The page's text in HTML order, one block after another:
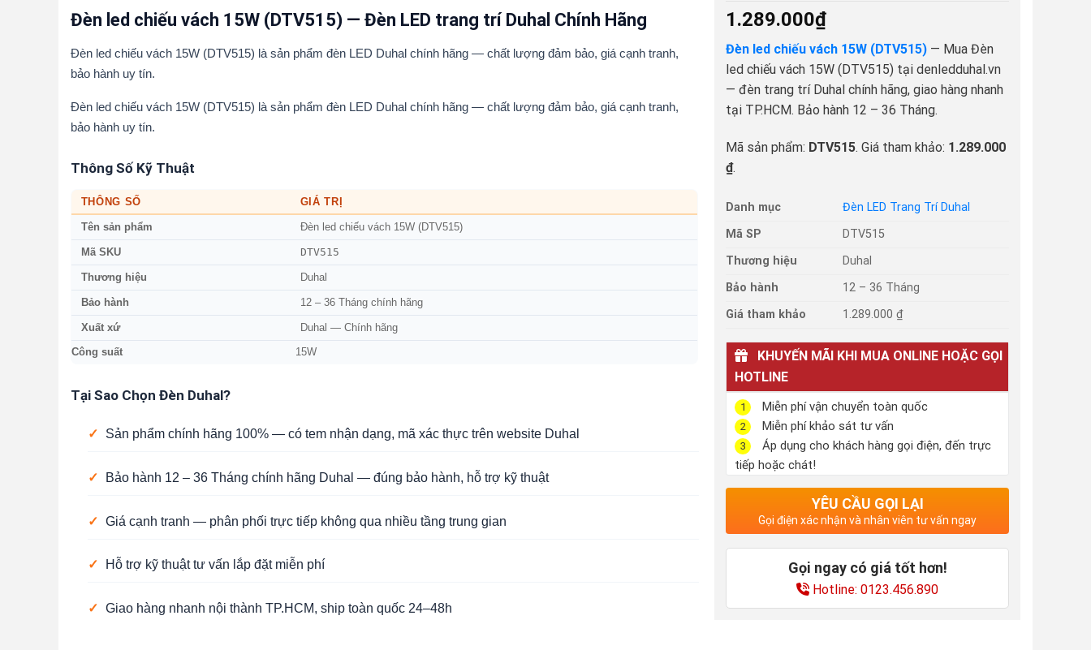
Đèn led chiếu vách 15W (DTV515) — Đèn LED trang trí Duhal Chính Hãng
Đèn led chiếu vách 15W (DTV515) là sản phẩm đèn LED Duhal chính hãng — chất lượng đảm bảo, giá cạnh tranh,
bảo hành uy tín.
Đèn led chiếu vách 15W (DTV515) là sản phẩm đèn LED Duhal chính hãng — chất lượng đảm bảo, giá cạnh tranh,
bảo hành uy tín.
Thông Số Kỹ Thuật
THÔNG SỐ GIÁ TRỊ
Tên sản phẩm Đèn led chiếu vách 15W (DTV515)
Mã SKU DTV515
Thương hiệu Duhal
Bảo hành 12 – 36 Tháng chính hãng
Xuất xứ Duhal — Chính hãng
Công suất 15W
Tại Sao Chọn Đèn Duhal?
✓ Sản phẩm chính hãng 100% — có tem nhận dạng, mã xác thực trên website Duhal
✓ Bảo hành 12 – 36 Tháng chính hãng Duhal — đúng bảo hành, hỗ trợ kỹ thuật
✓ Giá cạnh tranh — phân phối trực tiếp không qua nhiều tầng trung gian
✓ Hỗ trợ kỹ thuật tư vấn lắp đặt miễn phí
✓ Giao hàng nhanh nội thành TP.HCM, ship toàn quốc 24–48h
1.289.000₫
Đèn led chiếu vách 15W (DTV515) — Mua Đèn
led chiếu vách 15W (DTV515) tại denledduhal.vn
— đèn trang trí Duhal chính hãng, giao hàng nhanh
tại TP.HCM. Bảo hành 12 – 36 Tháng.
Mã sản phẩm: DTV515. Giá tham khảo: 1.289.000
₫.
Danh mục
Đèn LED Trang Trí Duhal
Mã SP
DTV515
Thương hiệu
Duhal
Bảo hành
12 – 36 Tháng
Giá tham khảo
1.289.000 ₫
KHUYẾN MÃI KHI MUA ONLINE HOẶC GỌI
HOTLINE
1 Miễn phí vận chuyển toàn quốc
2 Miễn phí khảo sát tư vấn
3
Áp dụng cho khách hàng gọi điện, đến trực
tiếp hoặc chát!
YÊU CẦU GỌI LẠI
Gọi điện xác nhận và nhân viên tư vấn ngay
Gọi ngay có giá tốt hơn!
Hotline: 0123.456.890